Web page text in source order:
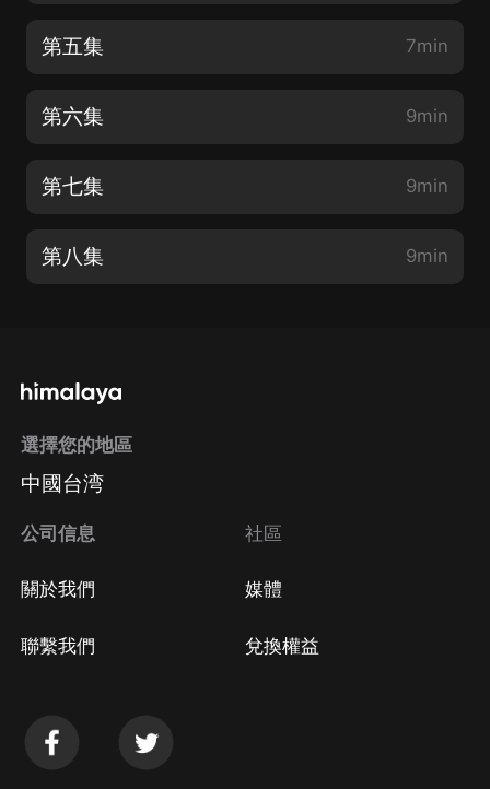
第五集 7min
第六集 9min
第七集 9min
第八集 9min
選擇您的地區
中國台湾
公司信息
關於我們
聯繫我們
社區
媒體
兌換權益